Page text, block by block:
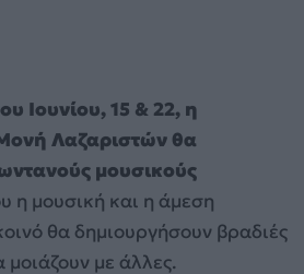
Ιουνίου, 15 & 22, η
Λαζαριστών θα
μουσικούς
η μουσική και η άμεση
θα δημιουργήσουν βραδιές
με άλλες.